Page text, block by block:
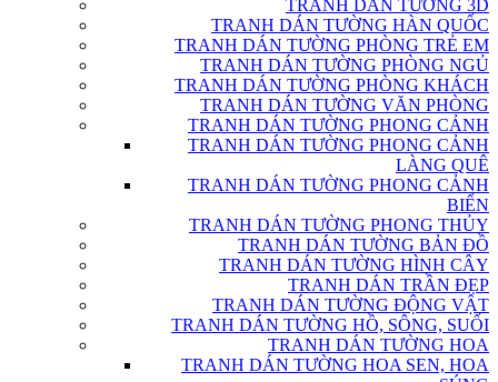
TRANH DÁN TƯỜNG 3D
TRANH DÁN TƯỜNG HÀN QUỐC
TRANH DÁN TƯỜNG PHÒNG TRẺ EM
TRANH DÁN TƯỜNG PHÒNG NGỦ
TRANH DÁN TƯỜNG PHÒNG KHÁCH
TRANH DÁN TƯỜNG VĂN PHÒNG
TRANH DÁN TƯỜNG PHONG CẢNH
TRANH DÁN TƯỜNG PHONG CẢNH
LÀNG QUÊ
TRANH DÁN TƯỜNG PHONG CẢNH
BIỂN
TRANH DÁN TƯỜNG PHONG THỦY
TRANH DÁN TƯỜNG BẢN ĐỒ
TRANH DÁN TƯỜNG HÌNH CÂY
TRANH DÁN TRẦN ĐẸP
TRANH DÁN TƯỜNG ĐỘNG VẬT
TRANH DÁN TƯỜNG HỒ, SÔNG, SUỐI
TRANH DÁN TƯỜNG HOA
TRANH DÁN TƯỜNG HOA SEN, HOA